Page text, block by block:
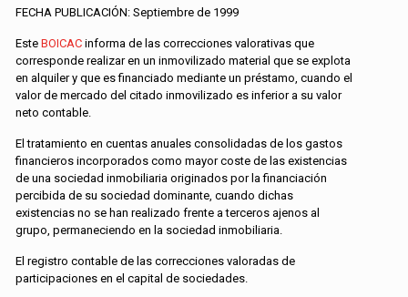
FECHA PUBLICACIÓN: Septiembre de 1999
Este BOICAC informa de las correcciones valorativas que
corresponde realizar en un inmovilizado material que se explota
en alquiler y que es financiado mediante un préstamo, cuando el
valor de mercado del citado inmovilizado es inferior a su valor
neto contable.
El tratamiento en cuentas anuales consolidadas de los gastos
financieros incorporados como mayor coste de las existencias
de una sociedad inmobiliaria originados por la financiación
percibida de su sociedad dominante, cuando dichas
existencias no se han realizado frente a terceros ajenos al
grupo, permaneciendo en la sociedad inmobiliaria.
El registro contable de las correcciones valoradas de
participaciones en el capital de sociedades.